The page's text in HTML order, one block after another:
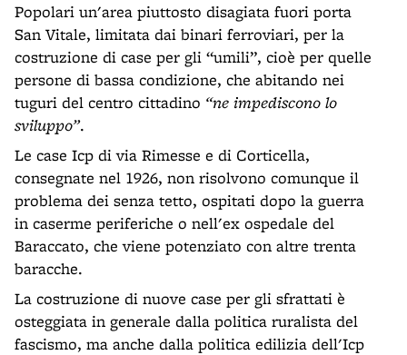
Popolari un'area piuttosto disagiata fuori porta
San Vitale, limitata dai binari ferroviari, per la
costruzione di case per gli “umili”, cioè per quelle
persone di bassa condizione, che abitando nei
tuguri del centro cittadino “ne impediscono lo
sviluppo”.
Le case Icp di via Rimesse e di Corticella,
consegnate nel 1926, non risolvono comunque il
problema dei senza tetto, ospitati dopo la guerra
in caserme periferiche o nell'ex ospedale del
Baraccato, che viene potenziato con altre trenta
baracche.
La costruzione di nuove case per gli sfrattati è
osteggiata in generale dalla politica ruralista del
fascismo, ma anche dalla politica edilizia dell'Icp